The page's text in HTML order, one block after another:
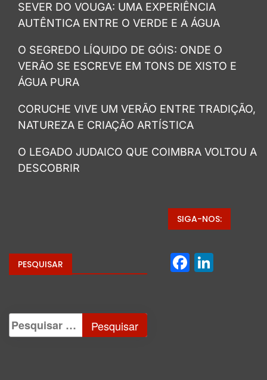
SEVER DO VOUGA: UMA EXPERIÊNCIA
AUTÊNTICA ENTRE O VERDE E A ÁGUA
O SEGREDO LÍQUIDO DE GÓIS: ONDE O
VERÃO SE ESCREVE EM TONS DE XISTO E
ÁGUA PURA
CORUCHE VIVE UM VERÃO ENTRE TRADIÇÃO,
NATUREZA E CRIAÇÃO ARTÍSTICA
O LEGADO JUDAICO QUE COIMBRA VOLTOU A
DESCOBRIR
PESQUISAR
SIGA-NOS: